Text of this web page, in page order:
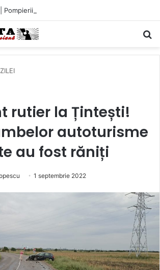
rutier la Țintești!
autoturisme
au fost răniți
1 septembrie 2022